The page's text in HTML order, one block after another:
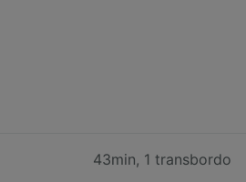
43min, 1 transbordo